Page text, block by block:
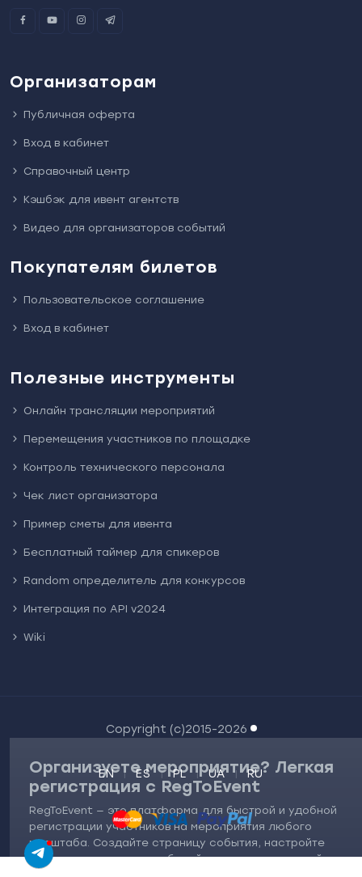
Организаторам
Публичная оферта
Вход в кабинет
Справочный центр
Кэшбэк для ивент агентств
Видео для организаторов событий
Покупателям билетов
Пользовательское соглашение
Вход в кабинет
Полезные инструменты
Онлайн трансляции мероприятий
Перемещения участников по площадке
Контроль технического персонала
Чек лист организатора
Пример сметы для ивента
Бесплатный таймер для спикеров
Random определитель для конкурсов
Интеграция по API v2024
Wiki
Copyright (c)2015-2026
Организуете мероприятие? Легкая
регистрация с RegToEvent
RegToEvent — это платформа для быстрой и удобной
регистрации участников на мероприятия любого
масштаба. Создайте страницу события, настройте
форму регистрации, собирайте заявки и управляйте
EN ES PL UA RU
Саша Коваль
Online